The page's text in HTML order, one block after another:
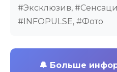
#Эксклюзив,
#INFOPULSE, #Фото
🔔 Больше